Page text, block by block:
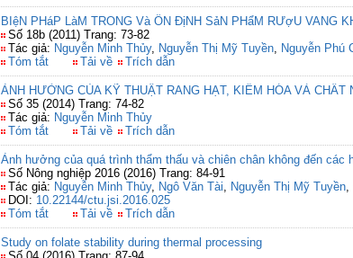
BIệN PHáP LàM TRONG Và ỔN ĐịNH SảN PHẩM RƯợU VANG
Số 18b (2011) Trang: 73-82
Tác giả: Nguyễn Minh Thủy, Nguyễn Thị Mỹ Tuyền, Nguyễn Phú
Tóm tắt
Tải về Trích dẫn
ẢNH HƯỞNG CỦA KỸ THUẬT RANG HẠT, KIỀM HÓA VÀ
Số 35 (2014) Trang: 74-82
Tác giả: Nguyễn Minh Thủy
Tóm tắt
Tải về Trích dẫn
Ảnh hưởng của quá trình thẩm thấu và chiên chân không đến
Số Nông nghiệp 2016 (2016) Trang: 84-91
Tác giả: Nguyễn Minh Thủy, Ngô Văn Tài, Nguyễn Thị Mỹ Tuyền,
DOI: 10.22144/ctu.jsi.2016.025
Tóm tắt
Tải về Trích dẫn
Study on folate stability during thermal processing